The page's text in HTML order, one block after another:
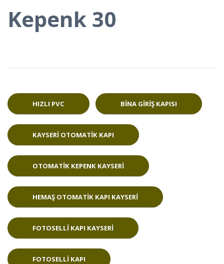
Kepenk 30
HIZLI PVC BINA GIRIŞ KAPISI
KAYSERI OTOMATIK KAPI
OTOMATIK KEPENK KAYSERI
HEMAŞ OTOMATIK KAPI KAYSERI
FOTOSELLI KAPI KAYSERI
FOTOSELLI KAPI